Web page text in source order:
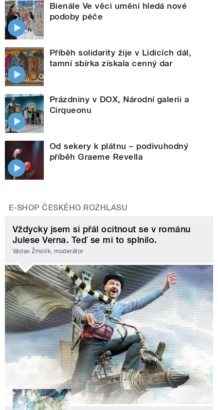
Bienále Ve věci umění hledá nové
podoby péče
Příběh solidarity žije v Lidicích dál,
tamní sbírka získala cenný dar
Prázdniny v DOX, Národní galerii a
Cirqueonu
Od sekery k plátnu – podivuhodný
příběh Graeme Revella
E-SHOP ČESKÉHO ROZHLASU
Vždycky jsem si přál ocitnout se v románu
Julese Verna. Teď se mi to splnilo.
Václav Žmolík, moderátor